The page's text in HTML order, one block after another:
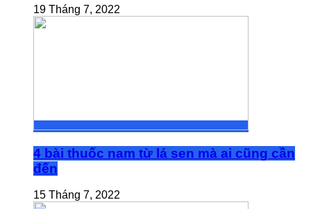
19 Tháng 7, 2022
4 bài thuốc nam từ lá sen mà ai cũng cần
đến
15 Tháng 7, 2022